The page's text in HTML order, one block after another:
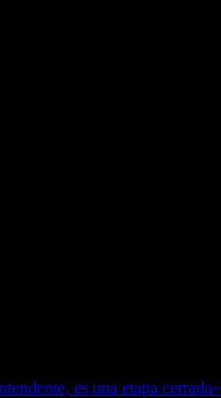
es una etapa cerrada»